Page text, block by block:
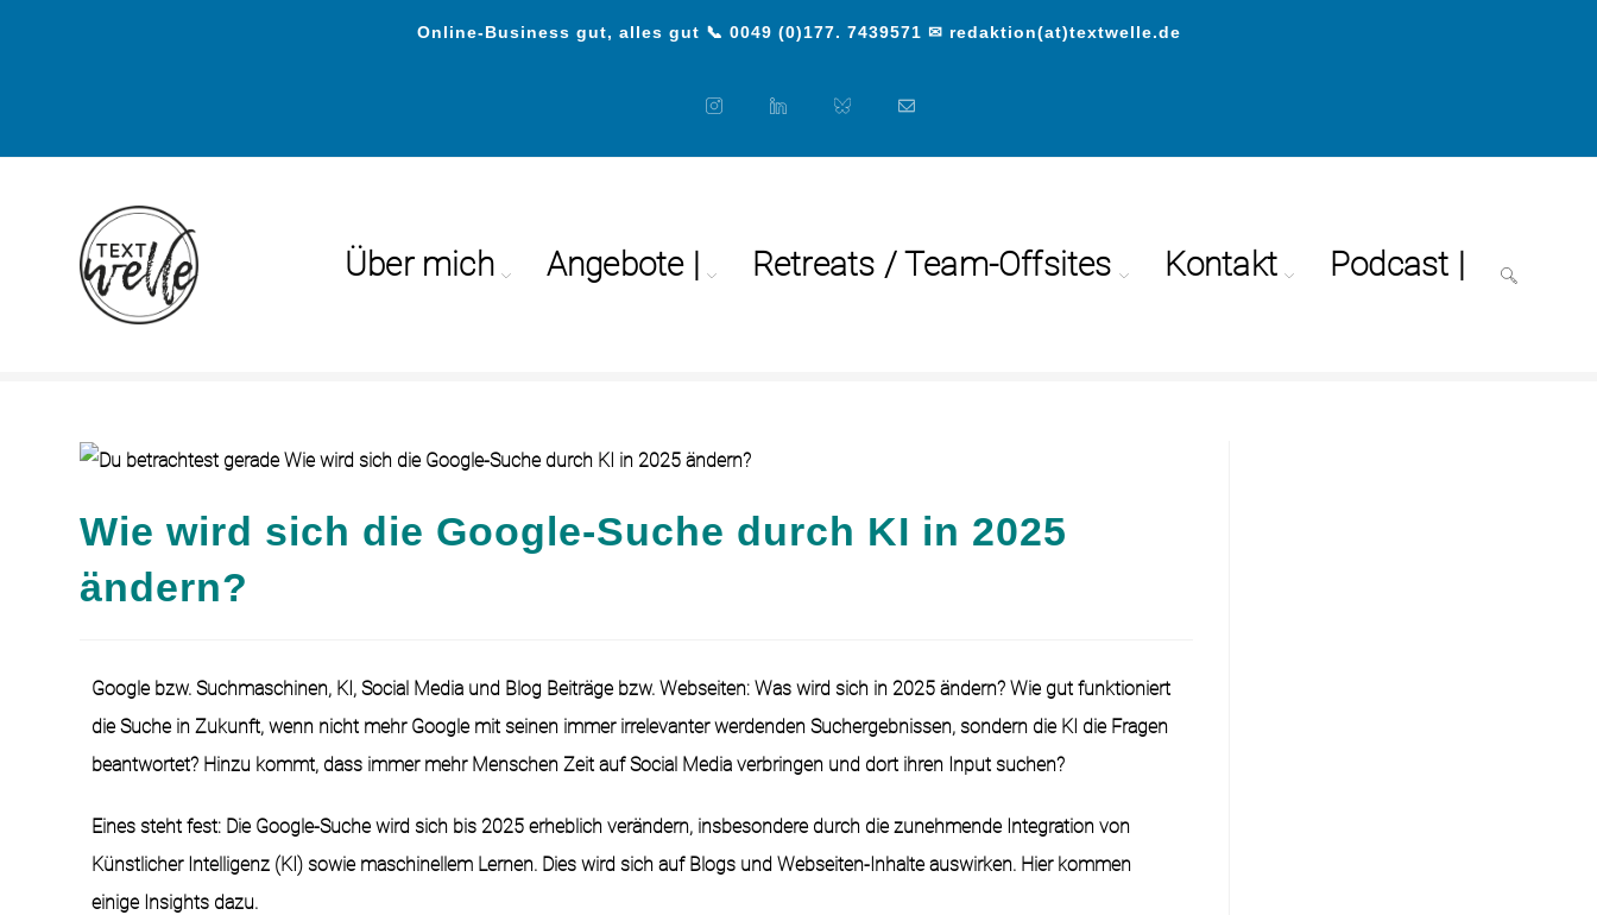
Online-Business gut, alles gut 📞 0049 (0)177. 7439571 ✉ redaktion(at)textwelle.de
Über mich Angebote | Retreats / Team-Offsites Kontakt Podcast |
Blog
Wie wird sich die Google-Suche durch KI in 2025
ändern?
Google bzw. Suchmaschinen, KI, Social Media und Blog Beiträge bzw. Webseiten: Was wird sich in 2025 ändern? Wie gut funktioniert
die Suche in Zukunft, wenn nicht mehr Google mit seinen immer irrelevanter werdenden Suchergebnissen, sondern die KI die Fragen
beantwortet? Hinzu kommt, dass immer mehr Menschen Zeit auf Social Media verbringen und dort ihren Input suchen?
Eines steht fest: Die Google-Suche wird sich bis 2025 erheblich verändern, insbesondere durch die zunehmende Integration von
Künstlicher Intelligenz (KI) sowie maschinellem Lernen. Dies wird sich auf Blogs und Webseiten-Inhalte auswirken. Hier kommen
einige Insights dazu.